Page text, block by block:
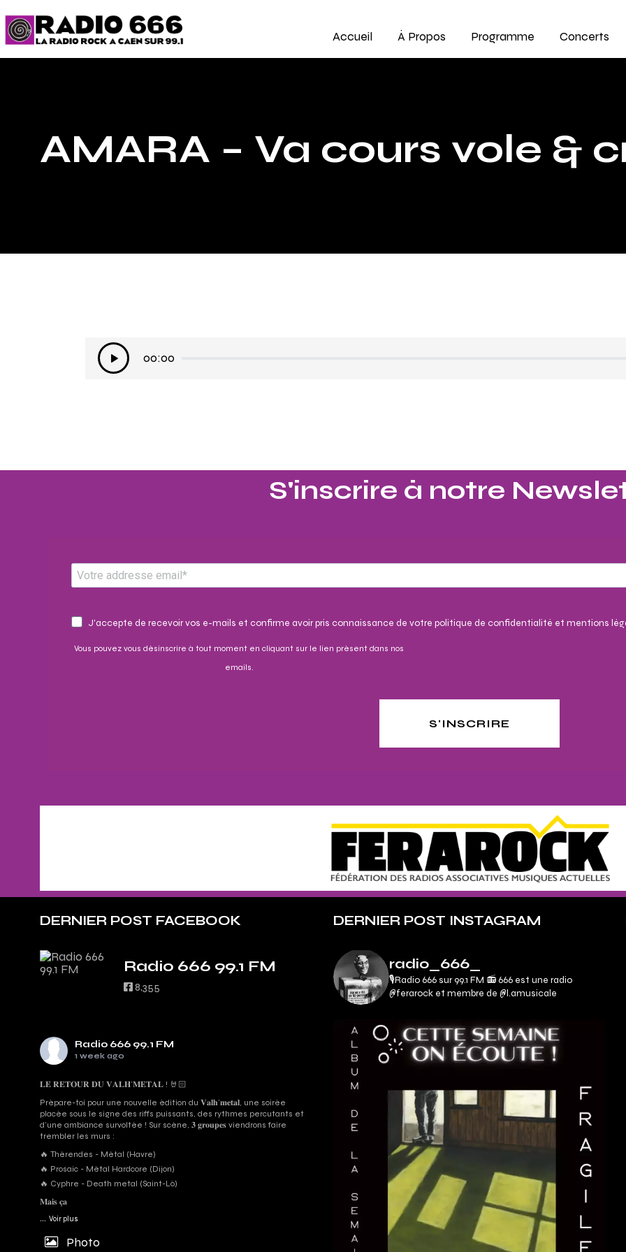
Accueil À Propos Programme Concerts
AMARA – Va cours vole &
Lecteur
audio
00:00
S'inscrire à notre
J'accepte de recevoir vos e-mails et confirme avoir pris connaissance de votre politique de confidentialité et mentions
Vous pouvez vous désinscrire à tout moment en cliquant sur le lien présent dans nos
emails.
S'INSCRIRE
DERNIER POST FACEBOOK
Radio 666 99.1 FM
8,355
Radio 666 99.1 FM
1 week ago
𝐋𝐄 𝐑𝐄𝐓𝐎𝐔𝐑 𝐃𝐔 𝐕𝐀𝐋𝐇’𝐌𝐄𝐓𝐀𝐋 ! 🤘🏻
Prépare-toi pour une nouvelle édition du 𝐕𝐚𝐥𝐡’𝐦𝐞𝐭𝐚𝐥, une soirée
placée sous le signe des riffs puissants, des rythmes percutants et
d'une ambiance survoltée ! Sur scène, 𝟑 𝐠𝐫𝐨𝐮𝐩𝐞𝐬 viendrons faire
trembler les murs :
🔥 Thérendes - Métal (Havre)
🔥 Prosaic - Métal Hardcore (Dijon)
🔥 Cyphre - Death metal (Saint-Lô)
𝐌𝐚𝐢𝐬 𝐜̧𝐚
... Voir plus
Photo
DERNIER POST INSTAGRAM
radio_666_
🎙Radio 666 sur 99.1 FM 📻666 est une radio
@ferarock et membre de @l.amusicale